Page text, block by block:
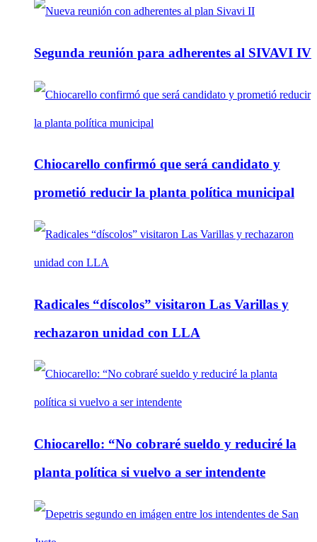
Segunda reunión para adherentes al SIVAVI IV
Chiocarello confirmó que será candidato y
prometió reducir la planta política municipal
Radicales “díscolos” visitaron Las Varillas y
rechazaron unidad con LLA
Chiocarello: “No cobraré sueldo y reduciré la
planta política si vuelvo a ser intendente